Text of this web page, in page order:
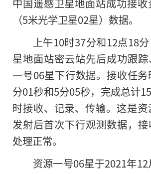
中国遥感卫星地面站成功接
（5米光学卫星02星）数据。
上午10时37分和12点18
星地面站密云站先后成功跟
一号06星下行数据。接收任
分01秒和5分05秒，完成总计
时接收、记录、传输。这是
发射后首次下行观测数据，
处理正常。
资源一号06星于2021年